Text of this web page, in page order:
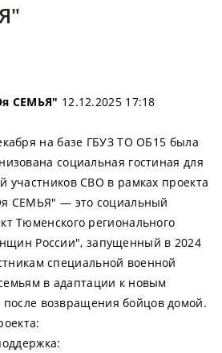
СЕМЬЯ" 12.12.2025 17:18
на базе ГБУЗ ТО ОБ15 была
социальная гостиная для
участников СВО в рамках проекта
СЕМЬЯ" — это социальный
Тюменского регионального
России", запущенный в 2024
специальной военной
в адаптации к новым
возвращения бойцов домой.